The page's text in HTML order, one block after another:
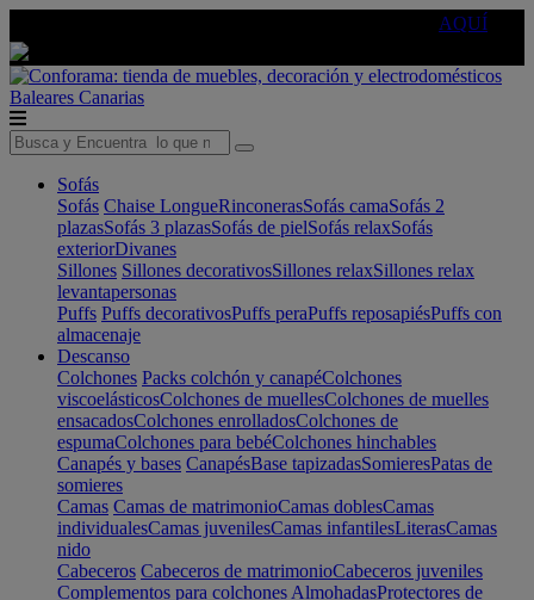
AQUÍ
Baleares Canarias
Sofás
Sofás Chaise LongueRinconerasSofás camaSofás 2
plazasSofás 3 plazasSofás de pielSofás relaxSofás
exteriorDivanes
Sillones Sillones decorativosSillones relaxSillones relax
levantapersonas
Puffs Puffs decorativosPuffs peraPuffs reposapiésPuffs con
almacenaje
Descanso
Colchones Packs colchón y canapéColchones
viscoelásticosColchones de muellesColchones de muelles
ensacadosColchones enrolladosColchones de
espumaColchones para bebéColchones hinchables
Canapés y bases CanapésBase tapizadasSomieresPatas de
somieres
Camas Camas de matrimonioCamas doblesCamas
individualesCamas juvenilesCamas infantilesLiterasCamas
nido
Cabeceros Cabeceros de matrimonioCabeceros juveniles
Complementos para colchones AlmohadasProtectores de